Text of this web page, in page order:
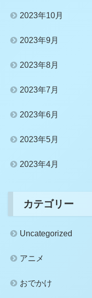
2023年10月
2023年9月
2023年8月
2023年7月
2023年6月
2023年5月
2023年4月
カテゴリー
Uncategorized
アニメ
おでかけ